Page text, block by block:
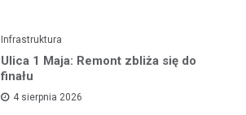
Infrastruktura
Ulica 1 Maja: Remont zbliża się do
finału
4 sierpnia 2026